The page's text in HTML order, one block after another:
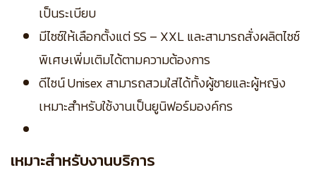
เป็นระเบียบ
มีไซซ์ให้เลือกตั้งแต่ SS – XXL และสามารถสั่งผลิตไซซ์
พิเศษเพิ่มเติมได้ตามความต้องการ
ดีไซน์ Unisex สามารถสวมใส่ได้ทั้งผู้ชายและผู้หญิง
เหมาะสำหรับใช้งานเป็นยูนิฟอร์มองค์กร
เหมาะสำหรับงานบริการ